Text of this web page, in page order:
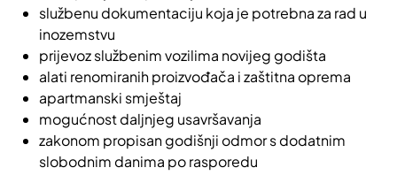
službenu dokumentaciju koja je potrebna za rad u
inozemstvu
prijevoz službenim vozilima novijeg godišta
alati renomiranih proizvođača i zaštitna oprema
apartmanski smještaj
mogućnost daljnjeg usavršavanja
zakonom propisan godišnji odmor s dodatnim
slobodnim danima po rasporedu